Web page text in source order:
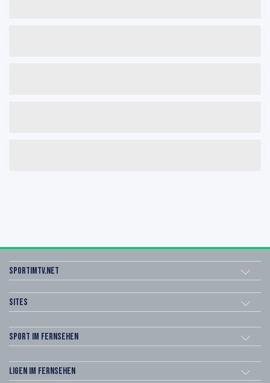
sportimtv.net
Sites
Sport im Fernsehen
Ligen im Fernsehen